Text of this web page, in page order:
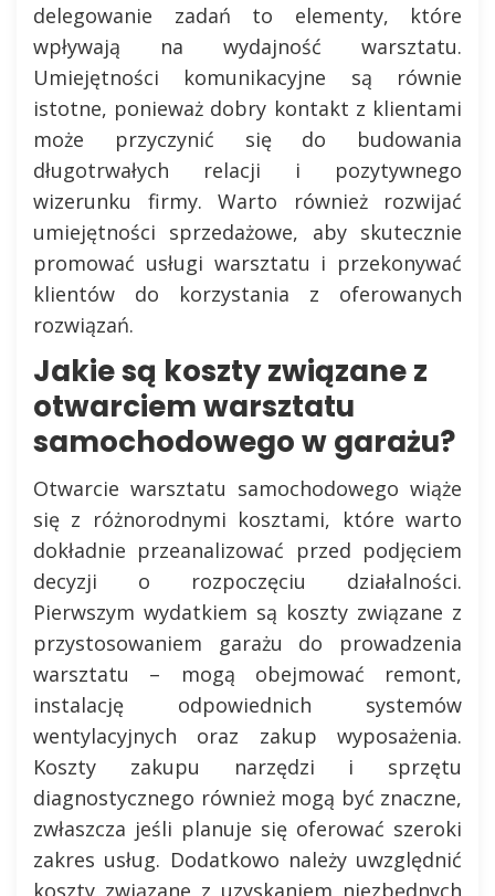
delegowanie zadań to elementy, które
wpływają na wydajność warsztatu.
Umiejętności komunikacyjne są równie
istotne, ponieważ dobry kontakt z klientami
może przyczynić się do budowania
długotrwałych relacji i pozytywnego
wizerunku firmy. Warto również rozwijać
umiejętności sprzedażowe, aby skutecznie
promować usługi warsztatu i przekonywać
klientów do korzystania z oferowanych
rozwiązań.
Jakie są koszty związane z
otwarciem warsztatu
samochodowego w garażu?
Otwarcie warsztatu samochodowego wiąże
się z różnorodnymi kosztami, które warto
dokładnie przeanalizować przed podjęciem
decyzji o rozpoczęciu działalności.
Pierwszym wydatkiem są koszty związane z
przystosowaniem garażu do prowadzenia
warsztatu – mogą obejmować remont,
instalację odpowiednich systemów
wentylacyjnych oraz zakup wyposażenia.
Koszty zakupu narzędzi i sprzętu
diagnostycznego również mogą być znaczne,
zwłaszcza jeśli planuje się oferować szeroki
zakres usług. Dodatkowo należy uwzględnić
koszty związane z uzyskaniem niezbędnych